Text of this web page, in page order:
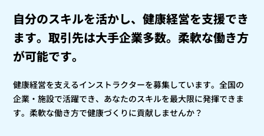
自分のスキルを活かし、健康経営を支援でき
ます。取引先は大手企業多数。柔軟な働き方
が可能です。
健康経営を支えるインストラクターを募集しています。全国の
企業・施設で活躍でき、あなたのスキルを最大限に発揮できま
す。柔軟な働き方で健康づくりに貢献しませんか？